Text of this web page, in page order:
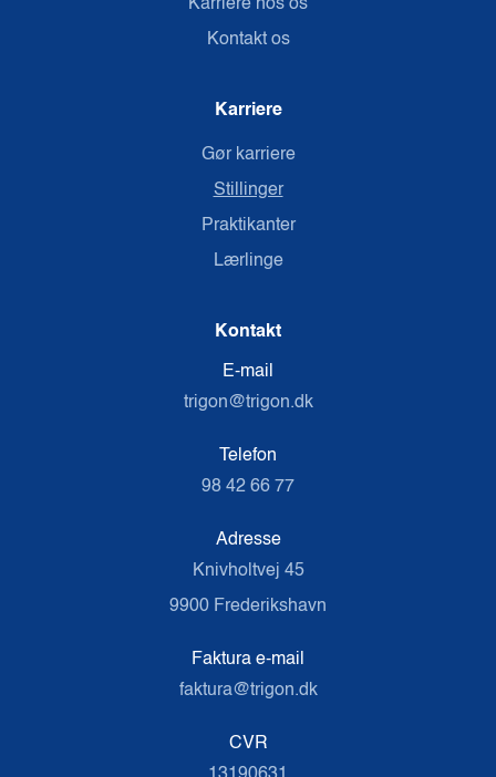
Karriere hos os
Kontakt os
Karriere
Gør karriere
Stillinger
Praktikanter
Lærlinge
Kontakt
E-mail
trigon@trigon.dk
Telefon
98 42 66 77
Adresse
Knivholtvej 45
9900 Frederikshavn
Faktura e-mail
faktura@trigon.dk
CVR